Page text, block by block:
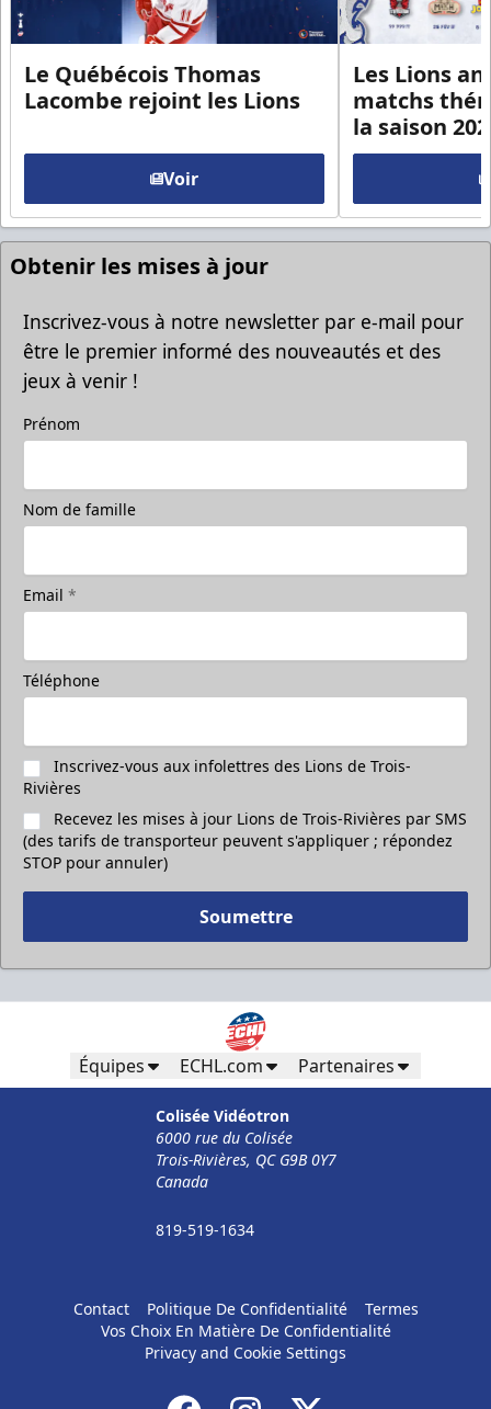
Le Québécois Thomas
Lacombe rejoint les Lions
Voir
Les Lions
matchs
la saison
Obtenir les mises à jour
Inscrivez-vous à notre newsletter par e-mail pour
être le premier informé des nouveautés et des
jeux à venir !
Prénom
Nom de famille
Email *
Téléphone
Inscrivez-vous aux infolettres des Lions de Trois-
Rivières
Recevez les mises à jour Lions de Trois-Rivières par SMS
(des tarifs de transporteur peuvent s'appliquer ; répondez
STOP pour annuler)
Soumettre
Équipes ECHL.com Partenaires
Colisée Vidéotron
6000 rue du Colisée
Trois-Rivières, QC G9B 0Y7
Canada
819-519-1634
Contact Politique De Confidentialité
Termes
Vos Choix En Matière De Confidentialité
Privacy and Cookie Settings